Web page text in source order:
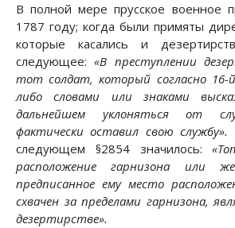
В полной мере прусское военное
1787 году; когда были примяты
которые касались и
следующее:«В преступлении
тот солдат, который согласно 16-
либо словами или знаками
дальнейшем уклоняться от
фактически оставил свою службу».
следующем §2854 значилось:
расположение гарнизона или
предписанное ему место
схвачен за пределами гарнизона,
дезертирстве».